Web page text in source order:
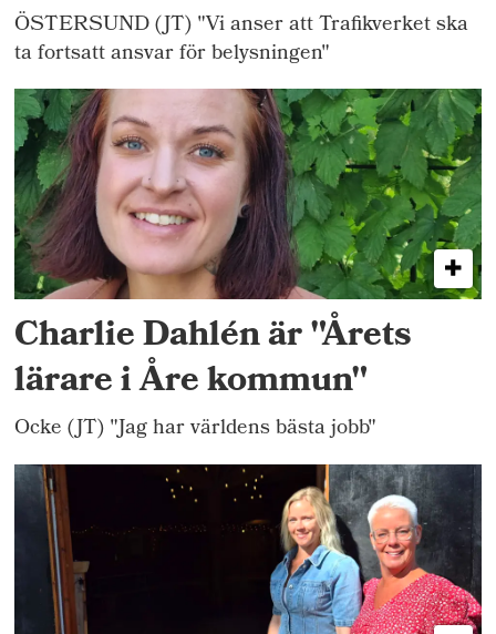
ÖSTERSUND (JT) "Vi anser att Trafikverket ska
ta fortsatt ansvar för belysningen"
Charlie Dahlén är "Årets
lärare i Åre kommun"
Ocke (JT) "Jag har världens bästa jobb"